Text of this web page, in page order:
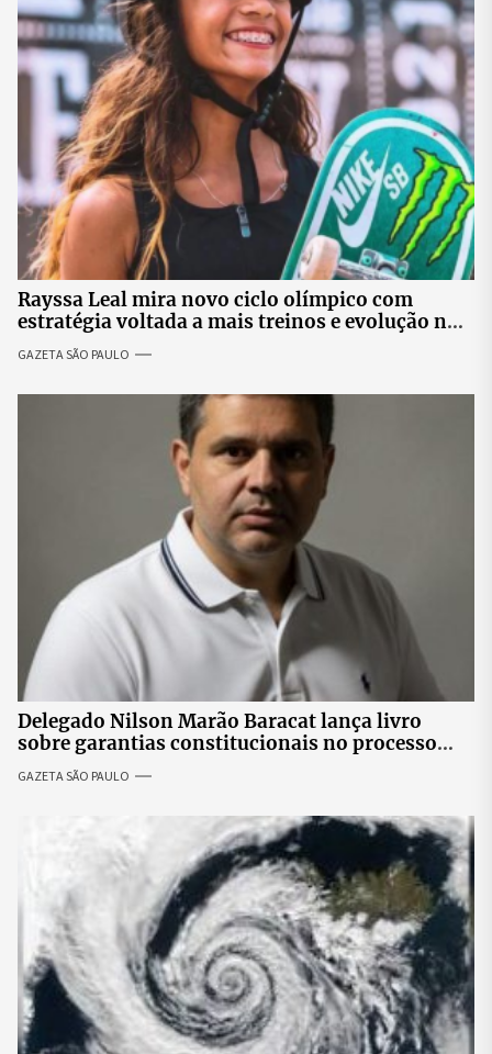
Rayssa Leal mira novo ciclo olímpico com
estratégia voltada a mais treinos e evolução no
GAZETA SÃO PAULO
Delegado Nilson Marão Baracat lança livro
sobre garantias constitucionais no processo
penal brasileiro
GAZETA SÃO PAULO